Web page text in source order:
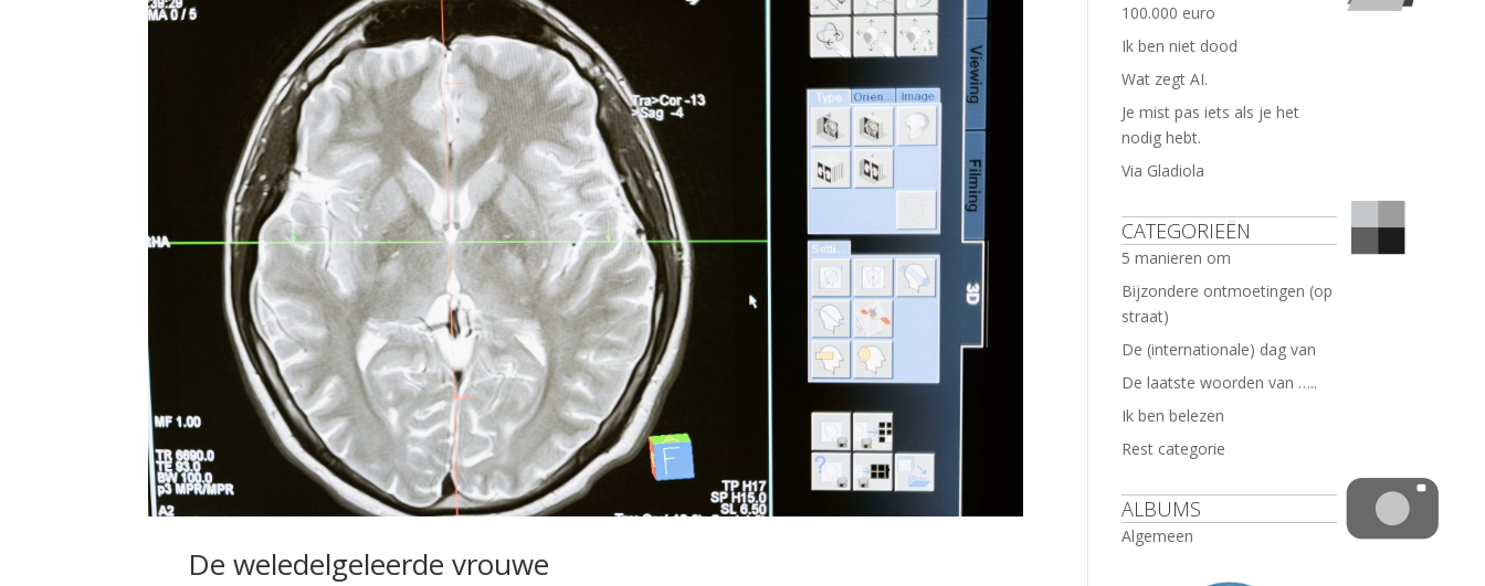
De weledelgeleerde vrouwe
100.000 euro
Ik ben niet dood
Wat zegt AI.
Je mist pas iets als je het
nodig hebt.
Via Gladiola
CATEGORIEËN
5 manieren om
Bijzondere ontmoetingen (op
straat)
De (internationale) dag van
De laatste woorden van …..
Ik ben belezen
Rest categorie
ALBUMS
Algemeen